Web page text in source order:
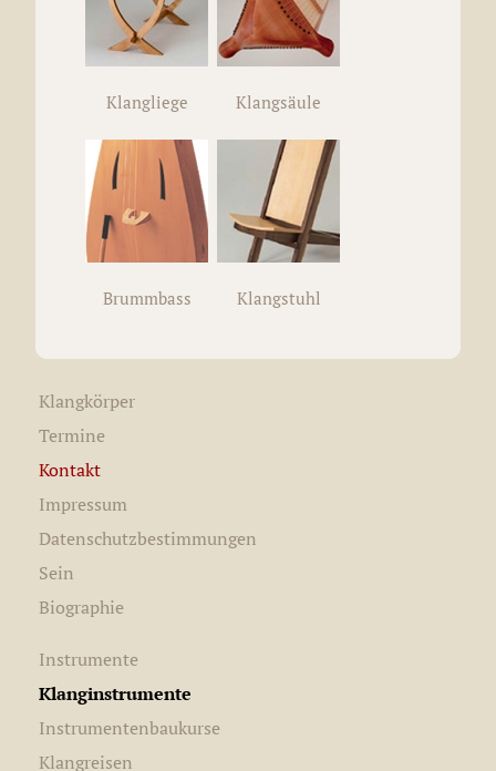
Klangliege Klangsäule
Brummbass Klangstuhl
Klangkörper
Termine
Kontakt
Impressum
Datenschutzbestimmungen
Sein
Biographie
Instrumente
Klanginstrumente
Instrumentenbaukurse
Klangreisen